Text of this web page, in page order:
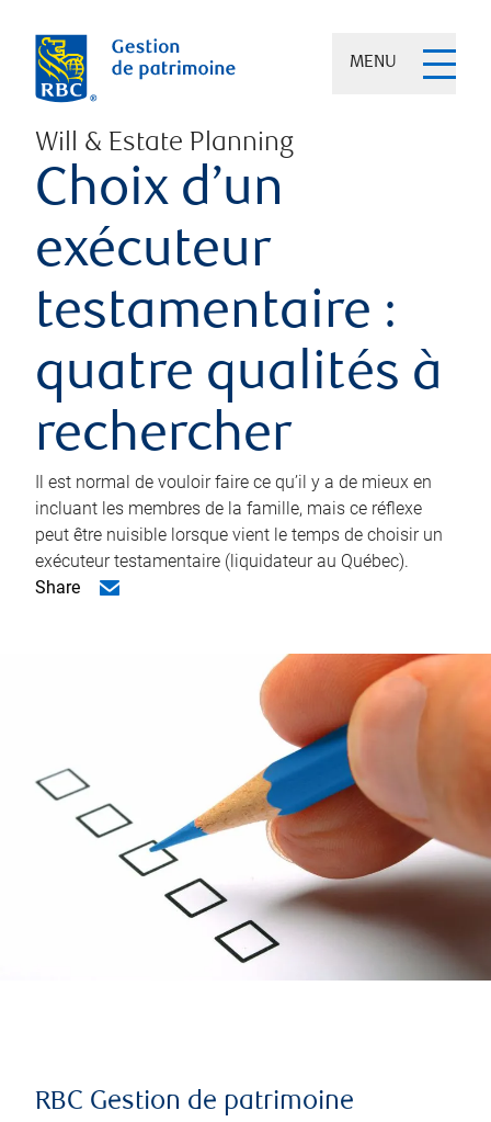
MENU
Will & Estate Planning
Choix d’un
exécuteur
testamentaire :
quatre qualités à
rechercher
Il est normal de vouloir faire ce qu’il y a de mieux en
incluant les membres de la famille, mais ce réflexe
peut être nuisible lorsque vient le temps de choisir un
exécuteur testamentaire (liquidateur au Québec).
Share
RBC Gestion de patrimoine